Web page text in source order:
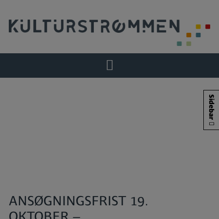
indholdet
ANSØGNINGSFRIST 19.
Sidebar